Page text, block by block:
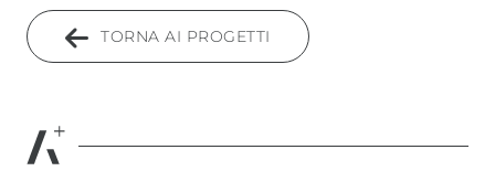
TORNA AI PROGETTI